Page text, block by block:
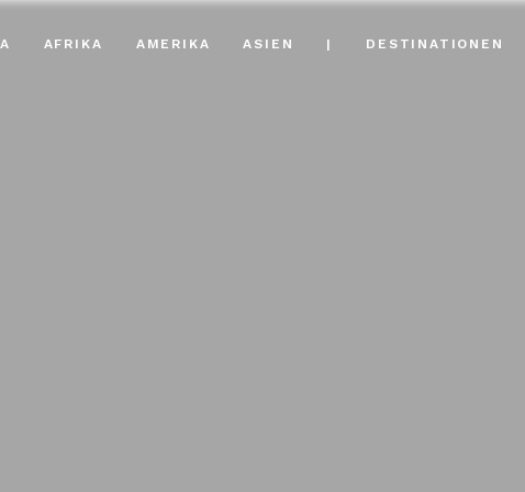
AFRIKA AMERIKA ASIEN | DESTINATIONEN